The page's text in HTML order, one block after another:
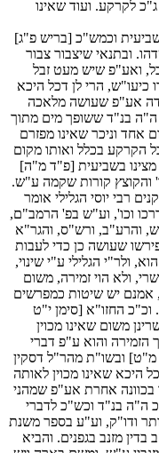
לקרקע. ועוד שאינו
וכמש"כ [בריש פ"ג]
ובתנאי שיצבור צבור
ואע"פ שיש מעט זבל
כיעו"ש, הרי לן דכל היכא
אע"פ שעושה מלאכה
בנ"ד ששופך מים מתוך
אחד וניכר שאינו מפזרם
הקרקע בכלל ואותו מקום
מצינו בשביעית [פ"ד מ"ה]
והקוצץ קורות שקמה ע"ש.
רבי יוסי הגלילי אומר
וכו', וע"ש בפ' הרמב"ם,
והרע"ב, ורש"ס, והגר"א
שעושה כן כדי לעבות
ולר"י הגלילי ע"י שינוי,
ולא הוי זמירה, משום
אמנם יש שיטות כמפרשים
החזו"א [סימן י"ט
משום שאינו מכוין
והוא ע"פ דברי
ובשו"ת מהר"ל דסקין
היכא שאינו מכוין לאותה
אחרת אע"פ שמהני
ה"ה בנ"ד וכש"כ לדברי
ודו"ק, וע"ע בספר משנת
מזנב בגפנים. והביא